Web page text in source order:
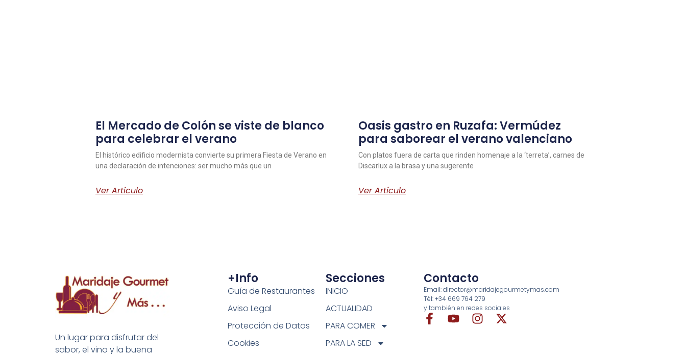
El Mercado de Colón se viste de blanco
para celebrar el verano
El histórico edificio modernista convierte su primera Fiesta de Verano en
una declaración de intenciones: ser mucho más que un
Ver Artículo
Oasis gastro en Ruzafa: Vermúdez
para saborear el verano valenciano
Con platos fuera de carta que rinden homenaje a la ‘terreta’, carnes de
Discarlux a la brasa y una sugerente
Ver Artículo
Un lugar para disfrutar del
sabor, el vino y la buena
+info
Guía de Restaurantes
Aviso Legal
Protección de Datos
Cookies
Secciones
INICIO
ACTUALIDAD
PARA COMER
PARA LA SED
Contacto
Email: director@maridajegourmetymas.com
Tél: +34 669 764 279
y también en redes sociales